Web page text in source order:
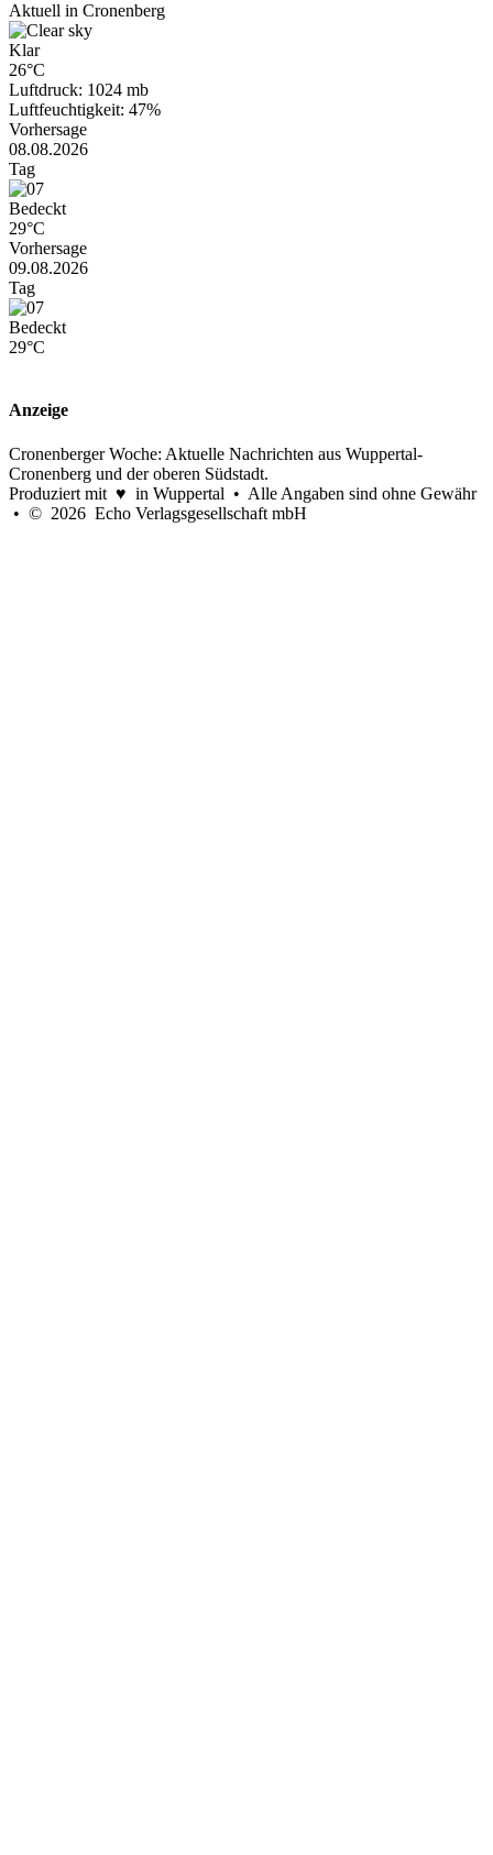
Aktuell in Cronenberg
Klar
26°C
Luftdruck: 1024 mb
Luftfeuchtigkeit: 47%
Vorhersage
08.08.2026
Tag
Bedeckt
29°C
Vorhersage
09.08.2026
Tag
Bedeckt
29°C
Anzeige
Cronenberger Woche: Aktuelle Nachrichten aus Wuppertal-
Cronenberg und der oberen Südstadt.
Produziert mit ♥ in Wuppertal • Alle Angaben sind ohne Gewähr
• © 2026 Echo Verlagsgesellschaft mbH